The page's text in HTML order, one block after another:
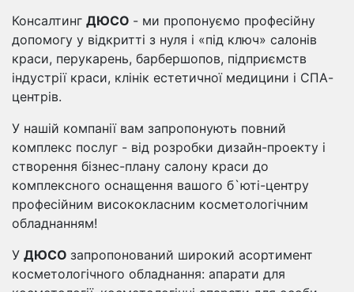
Консалтинг ДЮСО - ми пропонуємо професійну
допомогу у відкритті з нуля і «під ключ» салонів
краси, перукарень, барбершопов, підприємств
індустрії краси, клінік естетичної медицини і СПА-
центрів.
У нашій компанії вам запропонують повний
комплекс послуг - від розробки дизайн-проекту і
створення бізнес-плану салону краси до
комплексного оснащення вашого б`юті-центру
професійним висококласним косметологічним
обладнанням!
У ДЮСО запропонований широкий асортимент
косметологічного обладнання: апарати для